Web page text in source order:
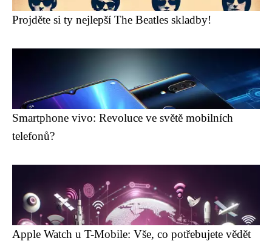
Projděte si ty nejlepší The Beatles skladby!
Smartphone vivo: Revoluce ve světě mobilních
telefonů?
Apple Watch u T-Mobile: Vše, co potřebujete vědět